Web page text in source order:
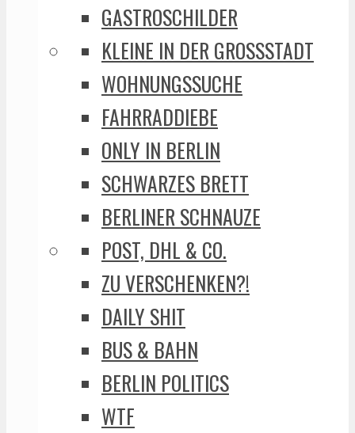
GASTROSCHILDER
KLEINE IN DER GROSSSTADT
WOHNUNGSSUCHE
FAHRRADDIEBE
ONLY IN BERLIN
SCHWARZES BRETT
BERLINER SCHNAUZE
POST, DHL & CO.
ZU VERSCHENKEN?!
DAILY SHIT
BUS & BAHN
BERLIN POLITICS
WTF